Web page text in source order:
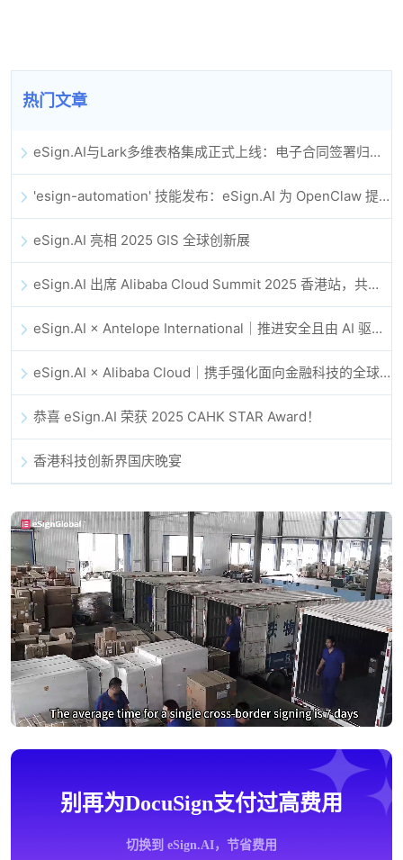
热门文章
eSign.AI与Lark多维表格集成正式上线：电子合同签署归档全程自动化
'esign-automation' 技能发布：eSign.AI 为 OpenClaw 提供自动化电子签名能力
eSign.AI 亮相 2025 GIS 全球创新展
eSign.AI 出席 Alibaba Cloud Summit 2025 香港站，共同探讨 AI 驱动的云创新与数字信任未来
eSign.AI × Antelope International｜推进安全且由 AI 驱动的数字化工作流
eSign.AI × Alibaba Cloud｜携手强化面向金融科技的全球数字信任
恭喜 eSign.AI 荣获 2025 CAHK STAR Award！
香港科技创新界国庆晚宴
别再为DocuSign支付过高费用
切换到 eSign.AI，节省费用